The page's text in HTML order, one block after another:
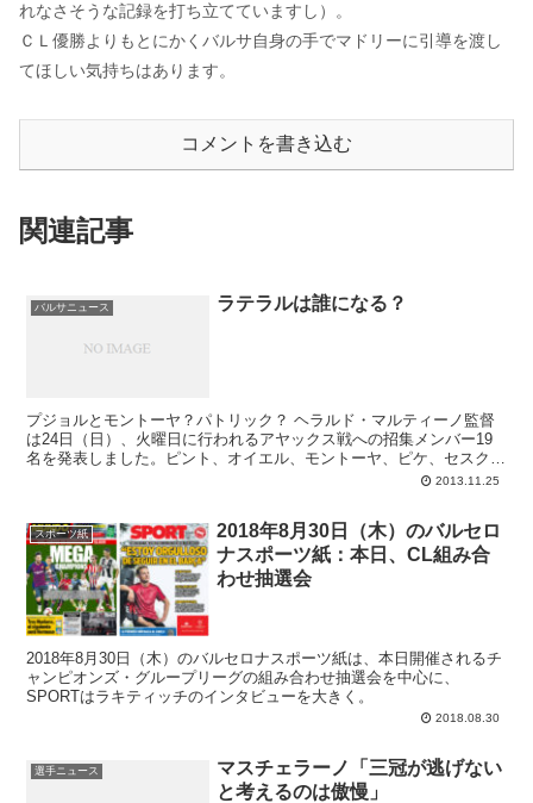
れなさそうな記録を打ち立てていますし）。
ＣＬ優勝よりもとにかくバルサ自身の手でマドリーに引導を渡し
てほしい気持ちはあります。
コメントを書き込む
関連記事
バルサニュース ラテラルは誰になる？
プジョルとモントーヤ？パトリック？ ヘラルド・マルティーノ監督
は24日（日）、火曜日に行われるアヤックス戦への招集メンバー19
名を発表しました。ピント、オイエル、モントーヤ、ピケ、セスク、
2013.11.25
スポーツ紙
2018年8月30日（木）のバルセロ
ナスポーツ紙：本日、CL組み合
わせ抽選会
2018年8月30日（木）のバルセロナスポーツ紙は、本日開催されるチ
ャンピオンズ・グループリーグの組み合わせ抽選会を中心に、
SPORTはラキティッチのインタビューを大きく。
2018.08.30
選手ニュース
マスチェラーノ「三冠が逃げない
と考えるのは傲慢」